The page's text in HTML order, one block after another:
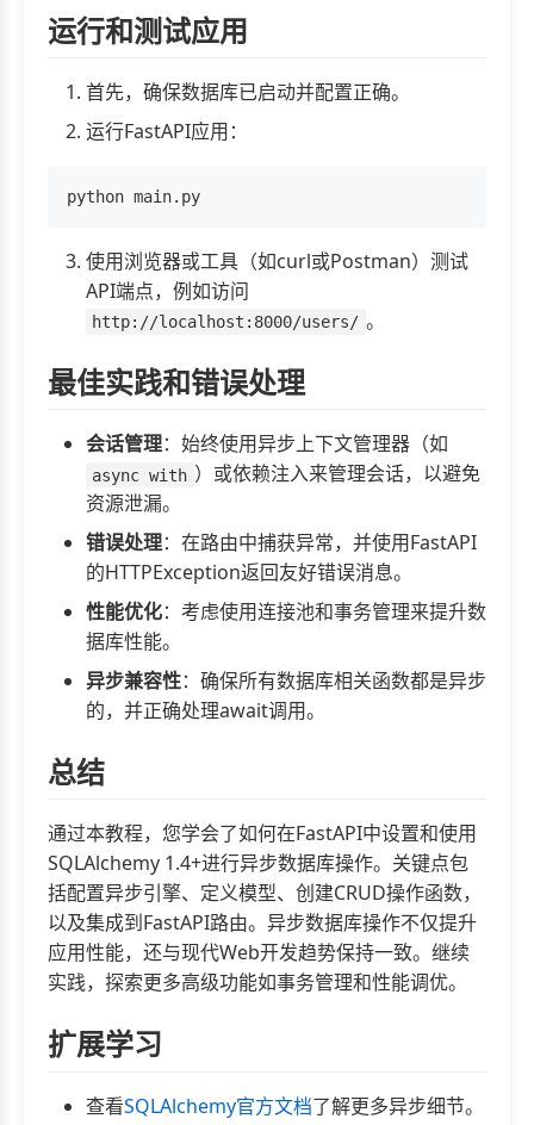
运行和测试应用
首先，确保数据库已启动并配置正确。
运行FastAPI应用：
使用浏览器或工具（如curl或Postman）测试
API端点，例如访问
http://localhost:8000/users/ 。
最佳实践和错误处理
会话管理：始终使用异步上下文管理器（如
async with ）或依赖注入来管理会话，以避免
资源泄漏。
错误处理：在路由中捕获异常，并使用FastAPI
的HTTPException返回友好错误消息。
性能优化：考虑使用连接池和事务管理来提升数
据库性能。
异步兼容性：确保所有数据库相关函数都是异步
的，并正确处理await调用。
总结
通过本教程，您学会了如何在FastAPI中设置和使用
SQLAlchemy 1.4+进行异步数据库操作。关键点包
括配置异步引擎、定义模型、创建CRUD操作函数，
以及集成到FastAPI路由。异步数据库操作不仅提升
应用性能，还与现代Web开发趋势保持一致。继续
实践，探索更多高级功能如事务管理和性能调优。
扩展学习
查看SQLAlchemy官方文档了解更多异步细节。